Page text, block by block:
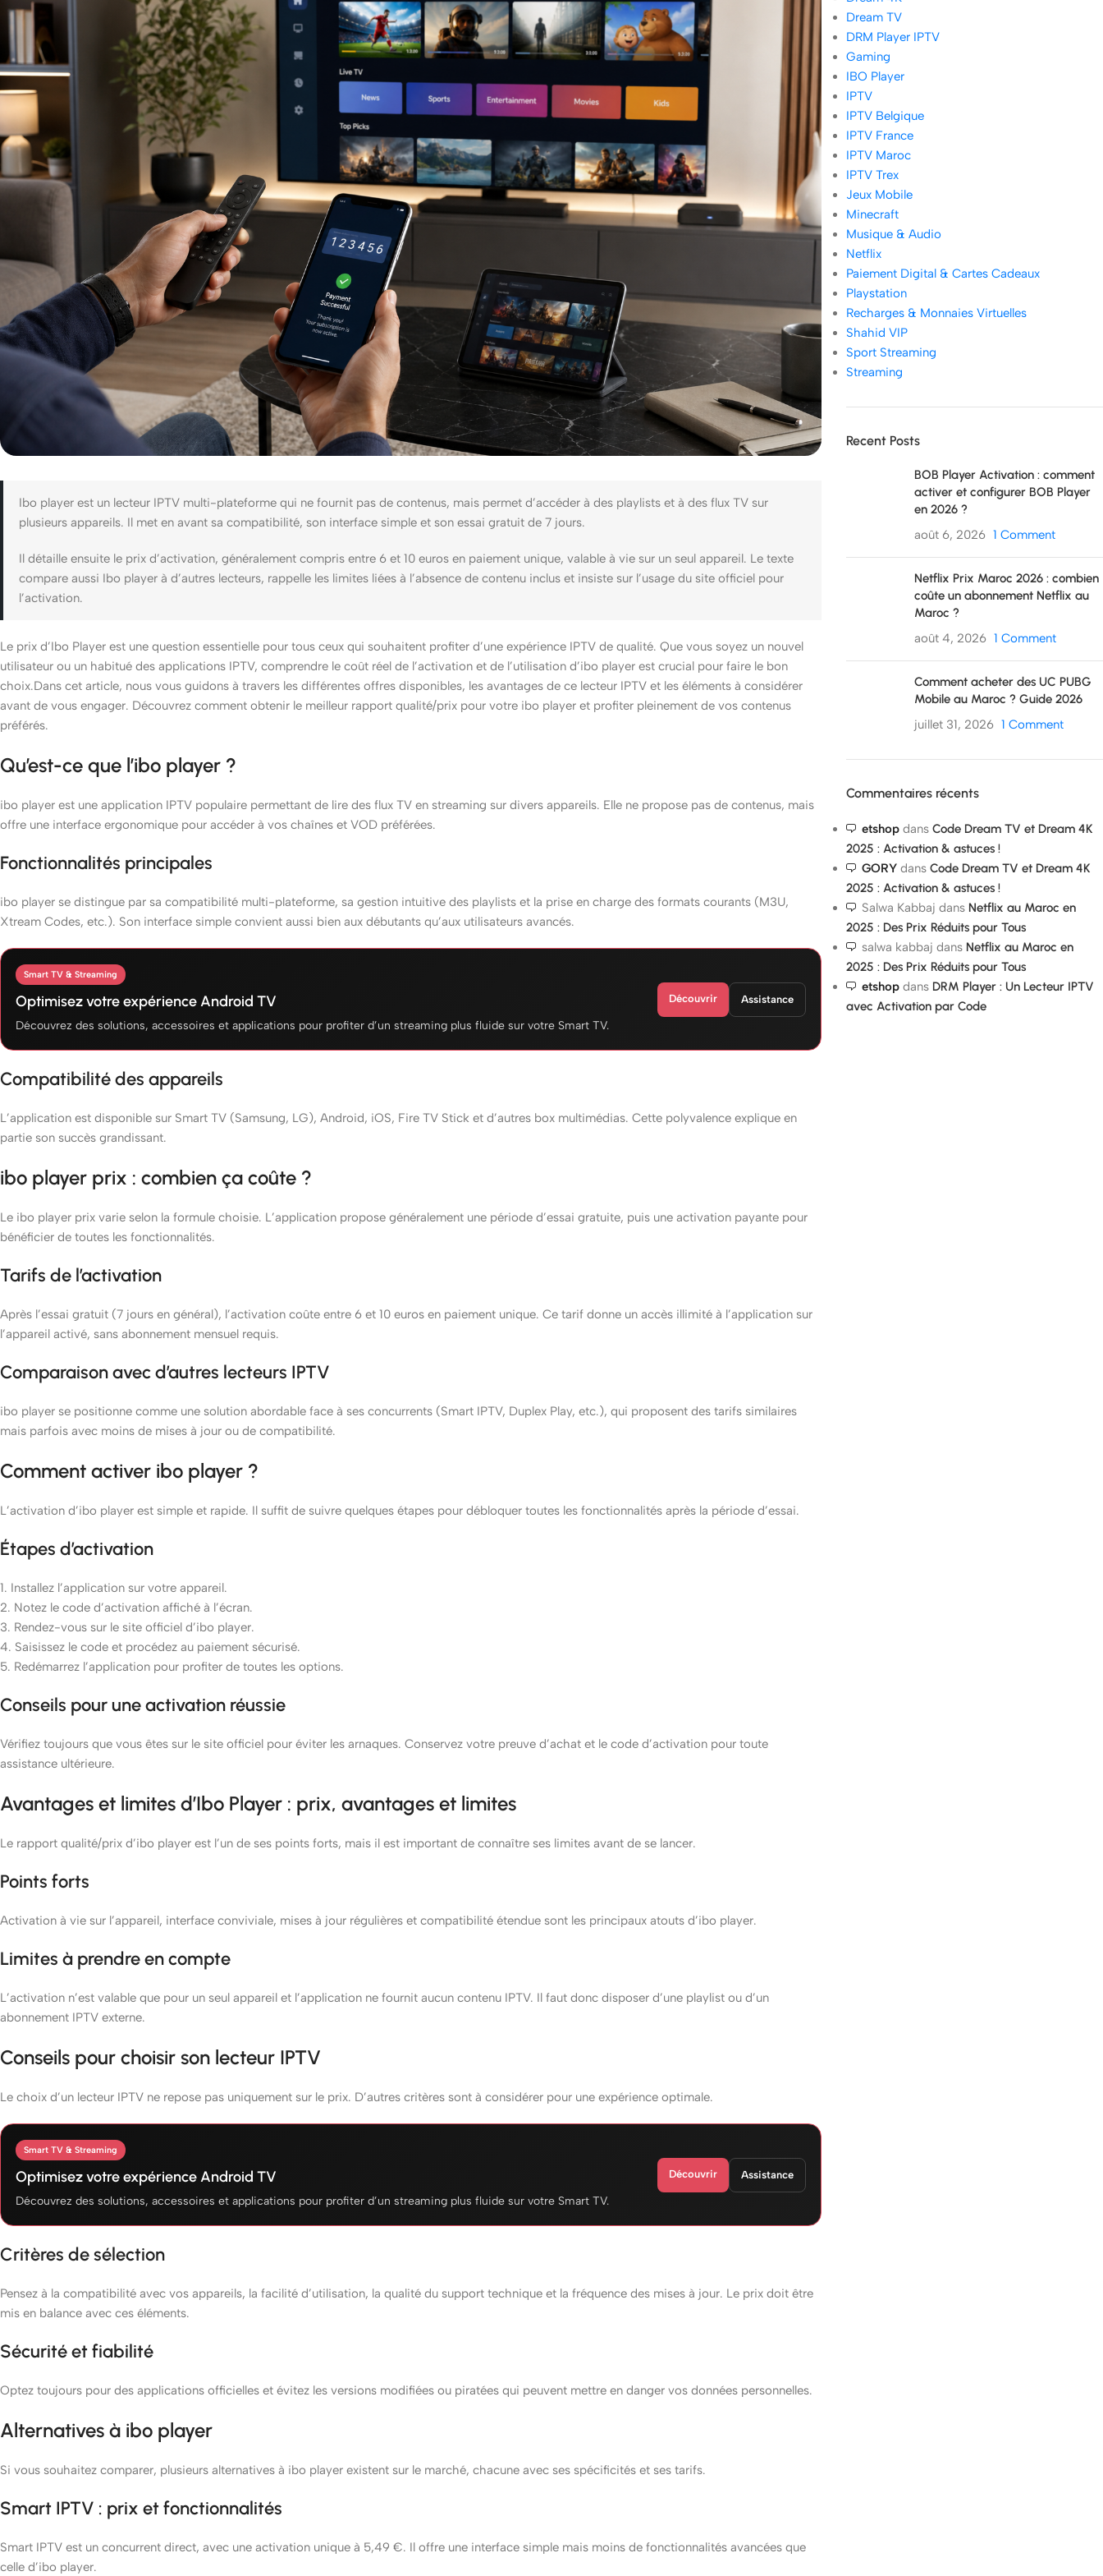
Ibo player est un lecteur IPTV multi-plateforme qui ne fournit pas de contenus, mais permet d’accéder à des playlists et à des flux TV sur
plusieurs appareils. Il met en avant sa compatibilité, son interface simple et son essai gratuit de 7 jours.
Il détaille ensuite le prix d’activation, généralement compris entre 6 et 10 euros en paiement unique, valable à vie sur un seul appareil. Le texte
compare aussi Ibo player à d’autres lecteurs, rappelle les limites liées à l’absence de contenu inclus et insiste sur l’usage du site officiel pour
l’activation.
Le prix d’Ibo Player est une question essentielle pour tous ceux qui souhaitent profiter d’une expérience IPTV de qualité. Que vous soyez un nouvel
utilisateur ou un habitué des applications IPTV, comprendre le coût réel de l’activation et de l’utilisation d’ibo player est crucial pour faire le bon
choix.Dans cet article, nous vous guidons à travers les différentes offres disponibles, les avantages de ce lecteur IPTV et les éléments à considérer
avant de vous engager. Découvrez comment obtenir le meilleur rapport qualité/prix pour votre ibo player et profiter pleinement de vos contenus
préférés.
Qu’est-ce que l’ibo player ?
ibo player est une application IPTV populaire permettant de lire des flux TV en streaming sur divers appareils. Elle ne propose pas de contenus, mais
offre une interface ergonomique pour accéder à vos chaînes et VOD préférées.
Fonctionnalités principales
ibo player se distingue par sa compatibilité multi-plateforme, sa gestion intuitive des playlists et la prise en charge des formats courants (M3U,
Xtream Codes, etc.). Son interface simple convient aussi bien aux débutants qu’aux utilisateurs avancés.
Smart TV & Streaming
Optimisez votre expérience Android TV
Découvrez des solutions, accessoires et applications pour profiter d’un streaming plus fluide sur votre Smart TV.
Découvrir Assistance
Compatibilité des appareils
L’application est disponible sur Smart TV (Samsung, LG), Android, iOS, Fire TV Stick et d’autres box multimédias. Cette polyvalence explique en
partie son succès grandissant.
ibo player prix : combien ça coûte ?
Le ibo player prix varie selon la formule choisie. L’application propose généralement une période d’essai gratuite, puis une activation payante pour
bénéficier de toutes les fonctionnalités.
Tarifs de l’activation
Après l’essai gratuit (7 jours en général), l’activation coûte entre 6 et 10 euros en paiement unique. Ce tarif donne un accès illimité à l’application sur
l’appareil activé, sans abonnement mensuel requis.
Comparaison avec d’autres lecteurs IPTV
ibo player se positionne comme une solution abordable face à ses concurrents (Smart IPTV, Duplex Play, etc.), qui proposent des tarifs similaires
mais parfois avec moins de mises à jour ou de compatibilité.
Comment activer ibo player ?
L’activation d’ibo player est simple et rapide. Il suffit de suivre quelques étapes pour débloquer toutes les fonctionnalités après la période d’essai.
Étapes d’activation
1. Installez l’application sur votre appareil.
2. Notez le code d’activation affiché à l’écran.
3. Rendez-vous sur le site officiel d’ibo player.
4. Saisissez le code et procédez au paiement sécurisé.
5. Redémarrez l’application pour profiter de toutes les options.
Conseils pour une activation réussie
Vérifiez toujours que vous êtes sur le site officiel pour éviter les arnaques. Conservez votre preuve d’achat et le code d’activation pour toute
assistance ultérieure.
Avantages et limites d’Ibo Player : prix, avantages et limites
Le rapport qualité/prix d’ibo player est l’un de ses points forts, mais il est important de connaître ses limites avant de se lancer.
Points forts
Activation à vie sur l’appareil, interface conviviale, mises à jour régulières et compatibilité étendue sont les principaux atouts d’ibo player.
Limites à prendre en compte
L’activation n’est valable que pour un seul appareil et l’application ne fournit aucun contenu IPTV. Il faut donc disposer d’une playlist ou d’un
abonnement IPTV externe.
Conseils pour choisir son lecteur IPTV
Le choix d’un lecteur IPTV ne repose pas uniquement sur le prix. D’autres critères sont à considérer pour une expérience optimale.
Smart TV & Streaming
Optimisez votre expérience Android TV
Découvrez des solutions, accessoires et applications pour profiter d’un streaming plus fluide sur votre Smart TV.
Découvrir Assistance
Critères de sélection
Pensez à la compatibilité avec vos appareils, la facilité d’utilisation, la qualité du support technique et la fréquence des mises à jour. Le prix doit être
mis en balance avec ces éléments.
Sécurité et fiabilité
Optez toujours pour des applications officielles et évitez les versions modifiées ou piratées qui peuvent mettre en danger vos données personnelles.
Alternatives à ibo player
Si vous souhaitez comparer, plusieurs alternatives à ibo player existent sur le marché, chacune avec ses spécificités et ses tarifs.
Smart IPTV : prix et fonctionnalités
Smart IPTV est un concurrent direct, avec une activation unique à 5,49 €. Il offre une interface simple mais moins de fonctionnalités avancées que
celle d’ibo player.
Dream TV
DRM Player IPTV
Gaming
IBO Player
IPTV
IPTV Belgique
IPTV France
IPTV Maroc
IPTV Trex
Jeux Mobile
Minecraft
Musique & Audio
Netflix
Paiement Digital & Cartes Cadeaux
Playstation
Recharges & Monnaies Virtuelles
Shahid VIP
Sport Streaming
Streaming
Recent Posts
BOB Player Activation : comment
activer et configurer BOB Player
en 2026 ?
août 6, 2026 1 Comment
Netflix Prix Maroc 2026 : combien
coûte un abonnement Netflix au
Maroc ?
août 4, 2026 1 Comment
Comment acheter des UC PUBG
Mobile au Maroc ? Guide 2026
juillet 31, 2026 1 Comment
Commentaires récents
etshopdans Code Dream TV et Dream 4K
2025 : Activation & astuces !
GORYdans Code Dream TV et Dream 4K
2025 : Activation & astuces !
Salwa Kabbaj dans Netflix au Maroc en
2025 : Des Prix Réduits pour Tous
salwa kabbaj dans Netflix au Maroc en
2025 : Des Prix Réduits pour Tous
etshopdans DRM Player : Un Lecteur IPTV
avec Activation par Code